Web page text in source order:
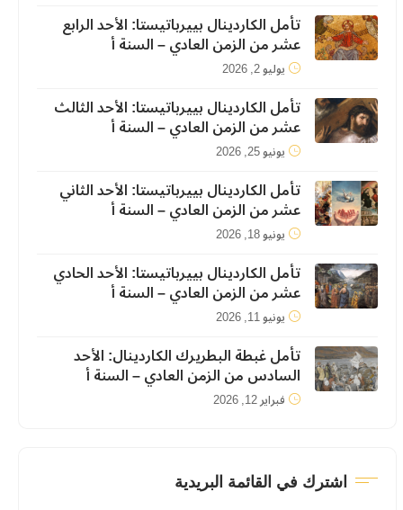
تأمل الكاردينال بييرباتيستا: الأحد الرابع
عشر من الزمن العادي – السنة أ
يوليو 2, 2026
تأمل الكاردينال بييرباتيستا: الأحد الثالث
عشر من الزمن العادي – السنة أ
يونيو 25, 2026
تأمل الكاردينال بييرباتيستا: الأحد الثاني
عشر من الزمن العادي – السنة أ
يونيو 18, 2026
تأمل الكاردينال بييرباتيستا: الأحد الحادي
عشر من الزمن العادي – السنة أ
يونيو 11, 2026
تأمل غبطة البطريرك الكاردينال: الأحد
السادس من الزمن العادي – السنة أ
فبراير 12, 2026
اشترك في القائمة البريدية